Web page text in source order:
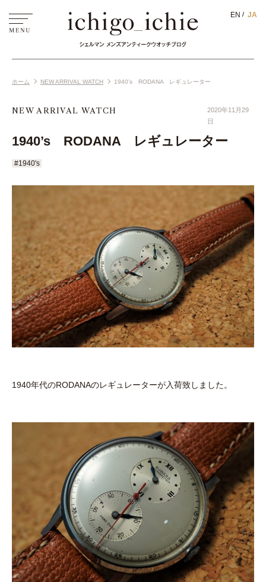
ホーム NEW ARRIVAL WATCH 1940’s RODANA レギュレーター
NEW ARRIVAL WATCH
2020年11月29
日
1940’s RODANA レギュレーター
#1940's
1940年代のRODANAのレギュレーターが入荷致しました。
EN JA